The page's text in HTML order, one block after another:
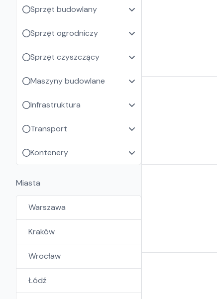
Sprzęt budowlany
Sprzęt ogrodniczy
Sprzęt czyszczący
Maszyny budowlane
Infrastruktura
Transport
Kontenery
Miasta
Warszawa
Kraków
Wrocław
Łódź